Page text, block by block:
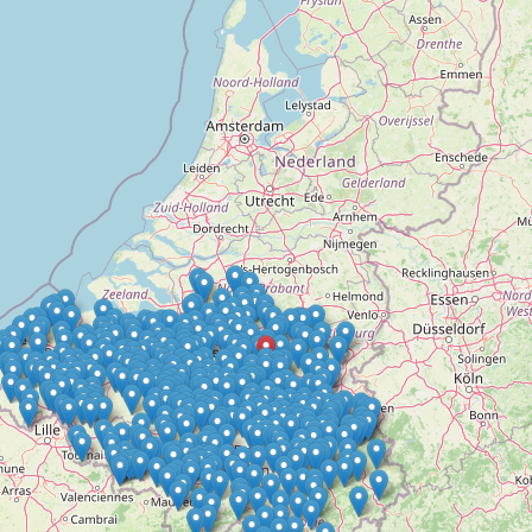
Ronde Van Flandriën
Schapentocht
Het lossen van de kunst
Kerkstraten
7 rollen van Steven Seagal
Dodentocht
Redelijk slecht weer
In vogelvlucht